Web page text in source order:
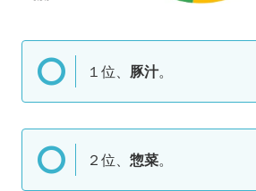
１位、 豚汁。
２位、 惣菜。